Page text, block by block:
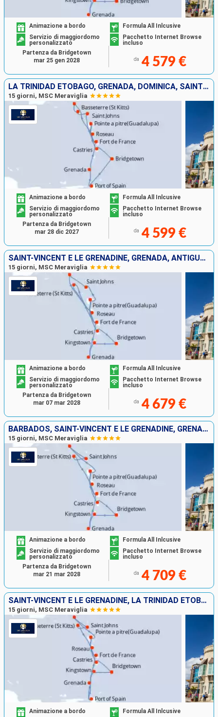
Animazione a bordo
Formula All Inlcusive
Servizio di maggiordomo
personalizzato
Pacchetto Internet Browse
incluso
da 4 579 €
Partenza da Bridgetown
mar 25 gen 2028
LA TRINIDAD ETOBAGO, GRENADA, DOMINICA, SAINT MARTIN, ANTIGUA E BARBUDA, MARTINICA, GUADALUPA, SANTA LUCIA, BARBADOS
15 giorni, MSC Meraviglia
Animazione a bordo
Formula All Inlcusive
Servizio di maggiordomo
personalizzato
Pacchetto Internet Browse
incluso
da 4 599 €
Partenza da Bridgetown
mar 28 dic 2027
SAINT-VINCENT E LE GRENADINE, GRENADA, ANTIGUA E BARBUDA, SAINT MARTIN, DOMINICA, MARTINICA, GUADALUPA, SANTA LUCIA, BARBADOS
15 giorni, MSC Meraviglia
Animazione a bordo
Formula All Inlcusive
Servizio di maggiordomo
personalizzato
Pacchetto Internet Browse
incluso
da 4 679 €
Partenza da Bridgetown
mar 07 mar 2028
BARBADOS, SAINT-VINCENT E LE GRENADINE, GRENADA, GUADALUPA, SAINT MARTIN, ANTIGUA E BARBUDA, DOMINICA, MARTINICA, SANTA LUCIA
15 giorni, MSC Meraviglia
Animazione a bordo
Formula All Inlcusive
Servizio di maggiordomo
personalizzato
Pacchetto Internet Browse
incluso
da 4 709 €
Partenza da Bridgetown
mar 21 mar 2028
SAINT-VINCENT E LE GRENADINE, LA TRINIDAD ETOBAGO, GRENADA, GUADALUPA, SAINT MARTIN, ANTIGUA E BARBUDA, DOMINICA, MARTINICA, SANTA LUCIA, BARBADOS
15 giorni, MSC Meraviglia
Animazione a bordo
Formula All Inlcusive